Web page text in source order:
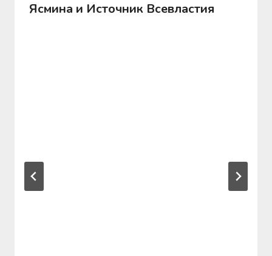
Ясмина и Источник Всевластия